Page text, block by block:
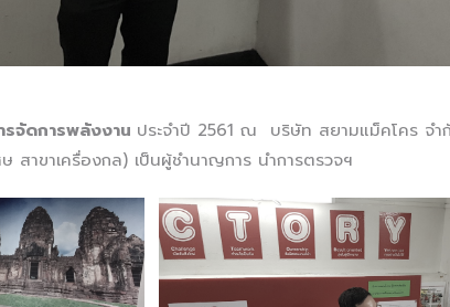
จัดการพลังงาน ประจำปี 2561 ณ บริษัท สยามแม็คโคร จำ
สาขาเครื่องกล) เป็นผู้ชำนาญการ นำการตรวจฯ